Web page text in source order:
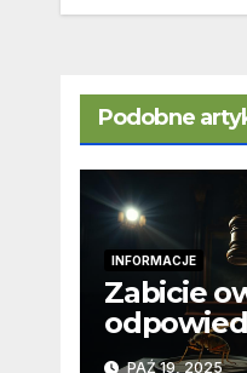
Podobne
INFORMACJE
Zabicie
karna –
PAŹ 19, 2025